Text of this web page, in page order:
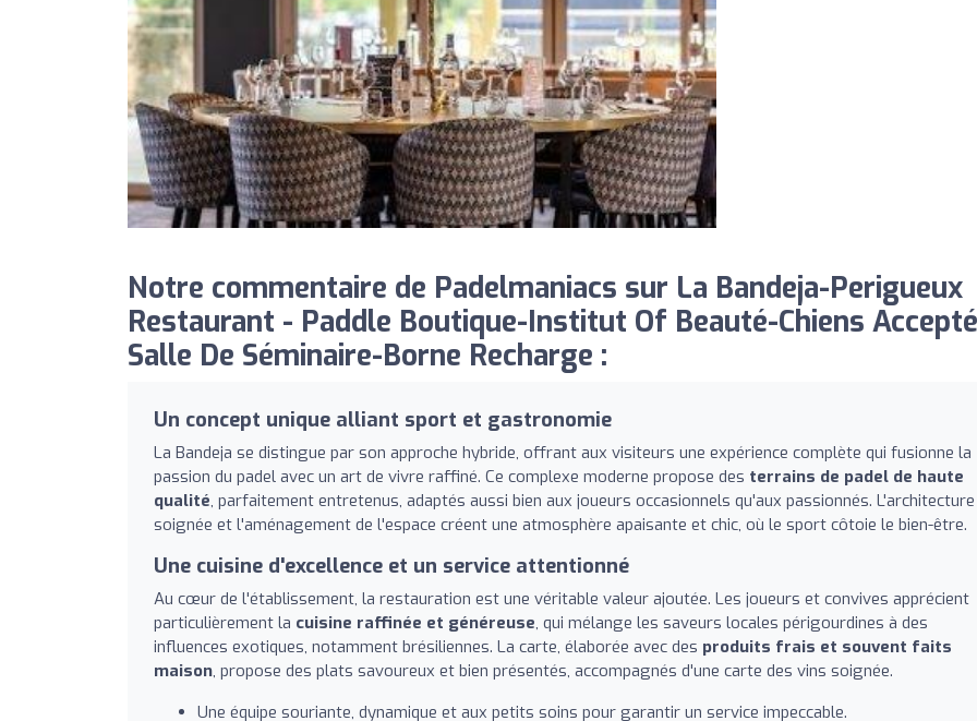
Notre commentaire de Padelmaniacs sur La Bandeja-Perigueux
Restaurant - Paddle Boutique-Institut Of Beauté-Chiens
Salle De Séminaire-Borne Recharge :
Un concept unique alliant sport et gastronomie
La Bandeja se distingue par son approche hybride, offrant aux visiteurs une expérience complète qui fusionne la
passion du padel avec un art de vivre raffiné. Ce complexe moderne propose des terrains de padel de haute
qualité, parfaitement entretenus, adaptés aussi bien aux joueurs occasionnels qu'aux passionnés. L'architecture
soignée et l'aménagement de l'espace créent une atmosphère apaisante et chic, où le sport côtoie le bien-être.
Une cuisine d'excellence et un service attentionné
Au cœur de l'établissement, la restauration est une véritable valeur ajoutée. Les joueurs et convives apprécient
particulièrement la cuisine raffinée et généreuse, qui mélange les saveurs locales périgourdines à des
influences exotiques, notamment brésiliennes. La carte, élaborée avec des produits frais et souvent faits
maison, propose des plats savoureux et bien présentés, accompagnés d'une carte des vins soignée.
Une équipe souriante, dynamique et aux petits soins pour garantir un service impeccable.